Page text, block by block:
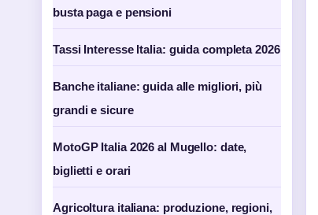
busta paga e pensioni
Tassi Interesse Italia: guida completa 2026
Banche italiane: guida alle migliori, più
grandi e sicure
MotoGP Italia 2026 al Mugello: date,
biglietti e orari
Agricoltura italiana: produzione, regioni,